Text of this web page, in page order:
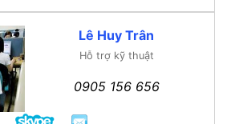
Lê Huy Trân
Hỗ trợ kỹ thuật
0905 156 656